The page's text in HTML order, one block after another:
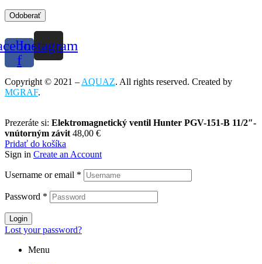
Odoberať
f
Instagram
Copyright © 2021 – AQUAZ. All rights reserved. Created by
MGRAF.
Prezeráte si: Elektromagnetický ventil Hunter PGV-151-B 11/2″-
vnútorným závit 48,00 €
Pridať do košíka
Sign in Create an Account
Username or email *
Password *
Login
Lost your password?
Menu